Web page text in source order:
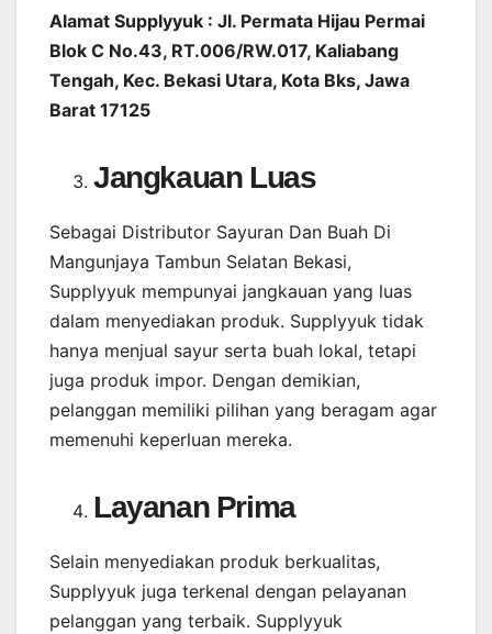
Alamat Supplyyuk : Jl. Permata Hijau Permai
Blok C No.43, RT.006/RW.017, Kaliabang
Tengah, Kec. Bekasi Utara, Kota Bks, Jawa
Barat 17125
Jangkauan Luas
Sebagai Distributor Sayuran Dan Buah Di
Mangunjaya Tambun Selatan Bekasi,
Supplyyuk mempunyai jangkauan yang luas
dalam menyediakan produk. Supplyyuk tidak
hanya menjual sayur serta buah lokal, tetapi
juga produk impor. Dengan demikian,
pelanggan memiliki pilihan yang beragam agar
memenuhi keperluan mereka.
Layanan Prima
Selain menyediakan produk berkualitas,
Supplyyuk juga terkenal dengan pelayanan
pelanggan yang terbaik. Supplyyuk